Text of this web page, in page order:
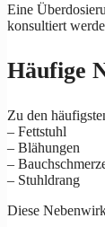
Eine
konsultiert
Häufige
Zu den
– Fettstuhl
– Blähungen
–
– Stuhldrang
Diese